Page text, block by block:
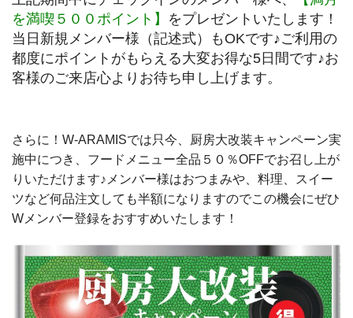
を満喫５００ポイント】 をプレゼントいたします！
当日新規メンバー様（記述式）もOKです♪ご利用の
都度にポイントがもらえる大変お得な5日間です♪お
客様のご来店心よりお待ち申し上げます。
さらに！W-ARAMISでは只今、厨房大改装キャンペーン実
施中につき、フードメニュー全品５０％OFFでお召し上が
りいただけます♪メンバー様はおつまみや、料理、スイー
ツなど何品注文しても半額になりますのでこの機会にぜひ
Wメンバー登録をおすすめいたします！